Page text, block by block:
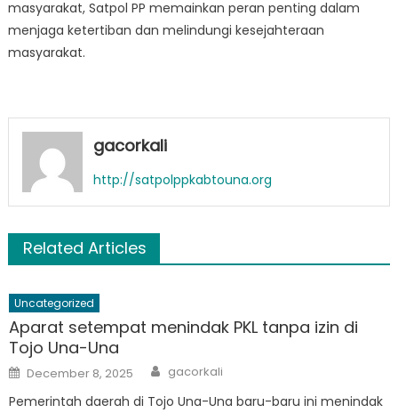
masyarakat, Satpol PP memainkan peran penting dalam
menjaga ketertiban dan melindungi kesejahteraan
masyarakat.
gacorkali
http://satpolppkabtouna.org
Related Articles
Uncategorized
Aparat setempat menindak PKL tanpa izin di
Tojo Una-Una
Posted
on
December 8, 2025 Author
gacorkali
Pemerintah daerah di Tojo Una-Una baru-baru ini menindak